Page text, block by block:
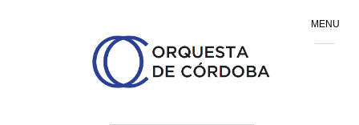
MENU